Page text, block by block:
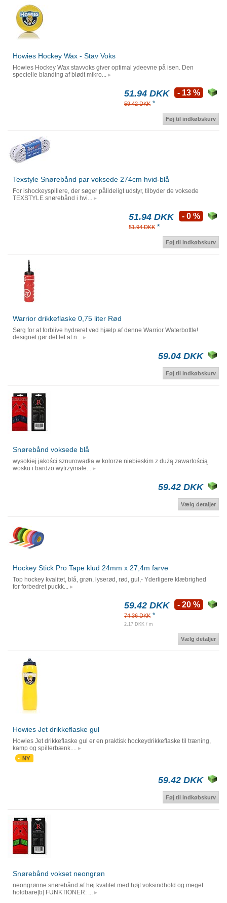
Howies Hockey Wax - Stav Voks
Howies Hockey Wax stavvoks giver optimal ydeevne på isen. Den
specielle blanding af blødt mikro...
51.94 DKK
59.42 DKK *
- 13 %
Føj til indkøbskurv
Texstyle Snørebånd par voksede 274cm hvid-blå
For ishockeyspillere, der søger pålideligt udstyr, tilbyder de voksede
TEXSTYLE snørebånd i hvi...
51.94 DKK
51.94 DKK *
- 0 %
Føj til indkøbskurv
Warrior drikkeflaske 0,75 liter Rød
Sørg for at forblive hydreret ved hjælp af denne Warrior Waterbottle!
designet gør det let at n...
59.04 DKK
Føj til indkøbskurv
Snørebånd voksede blå
wysokiej jakości sznurowadła w kolorze niebieskim z dużą zawartością
wosku i bardzo wytrzymałe...
59.42 DKK
Vælg detaljer
Hockey Stick Pro Tape klud 24mm x 27,4m farve
Top hockey kvalitet, blå, grøn, lyserød, rød, gul,- Yderligere klæbrighed
for forbedret puckk...
59.42 DKK
74.36 DKK *
2.17 DKK / m
- 20 %
Vælg detaljer
Howies Jet drikkeflaske gul
Howies Jet drikkeflaske gul er en praktisk hockeydrikkeflaske til træning,
kamp og spillerbænk....
NY
59.42 DKK
Føj til indkøbskurv
Snørebånd vokset neongrøn
neongrønne snørebånd af høj kvalitet med højt voksindhold og meget
holdbare[b] FUNKTIONER: ...